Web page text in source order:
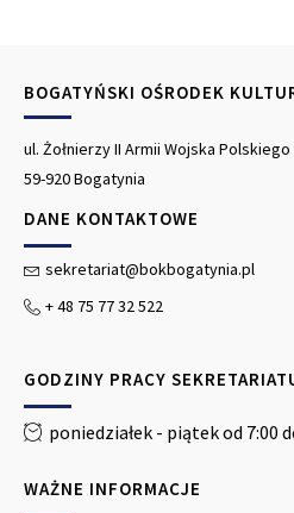
BOGATYŃSKI OŚRODEK
ul. Żołnierzy II Armii Wojska Polskiego
59-920 Bogatynia
DANE KONTAKTOWE
sekretariat@bokbogatynia.pl
+ 48 75 77 32 522
GODZINY PRACY
poniedziałek - piątek od 7:00
WAŻNE INFORMACJE